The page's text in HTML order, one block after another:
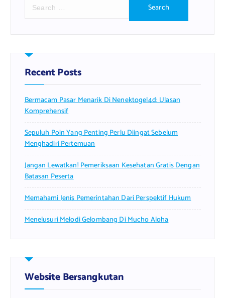
r
h
f
o
:
Recent Posts
Bermacam Pasar Menarik Di Nenektogel4d: Ulasan
Komprehensif
Sepuluh Poin Yang Penting Perlu Diingat Sebelum
Menghadiri Pertemuan
Jangan Lewatkan! Pemeriksaan Kesehatan Gratis Dengan
Batasan Peserta
Memahami Jenis Pemerintahan Dari Perspektif Hukum
Menelusuri Melodi Gelombang Di Mucho Aloha
Website Bersangkutan